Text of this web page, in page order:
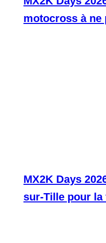
motocross à ne
MX2K Days
sur-Tille pour